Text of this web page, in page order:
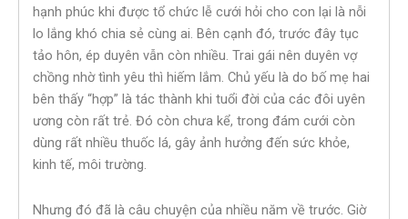
hạnh phúc khi được tổ chức lễ cưới hỏi cho con lại là nỗi
lo lắng khó chia sẻ cùng ai. Bên cạnh đó, trước đây tục
tảo hôn, ép duyên vẫn còn nhiều. Trai gái nên duyên vợ
chồng nhờ tình yêu thì hiếm lắm. Chủ yếu là do bố mẹ hai
bên thấy “hợp” là tác thành khi tuổi đời của các đôi uyên
ương còn rất trẻ. Đó còn chưa kể, trong đám cưới còn
dùng rất nhiều thuốc lá, gây ảnh hưởng đến sức khỏe,
kinh tế, môi trường.
Nhưng đó đã là câu chuyện của nhiều năm về trước. Giờ